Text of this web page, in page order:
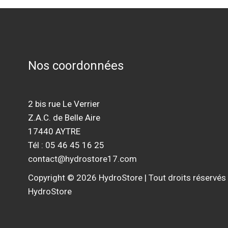
Nos coordonnées
2 bis rue Le Verrier
Z.A.C. de Belle Aire
17440 AYTRE
Tél : 05 46 45 16 25
contact@hydrostore17.com
Copyright © 2026 HydroStore | Tout droits réservés
HydroStore